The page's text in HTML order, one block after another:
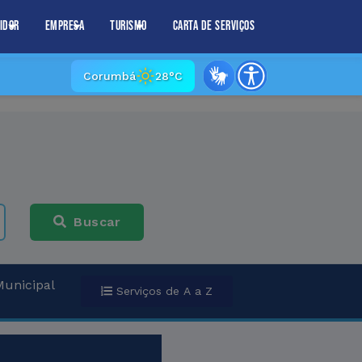
Empresa Turismo Carta de Serviços
Corumbá 28°C
Buscar
Serviços de A a Z